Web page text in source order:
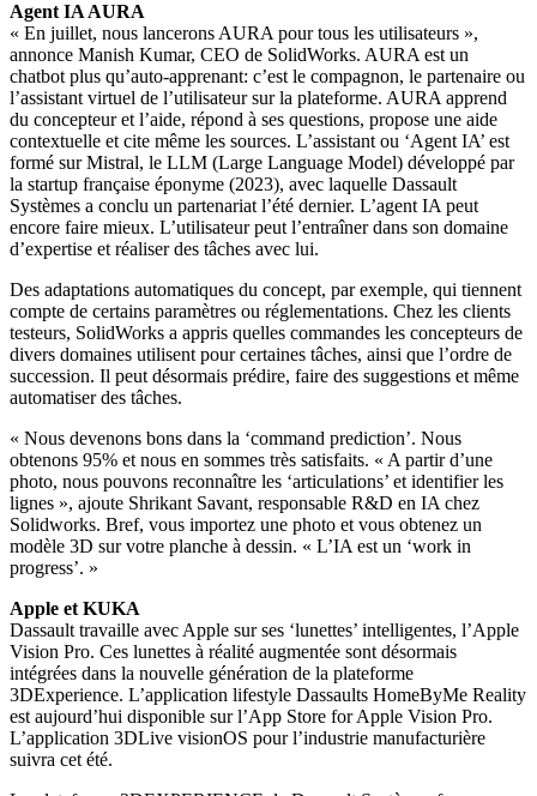
Agent IA AURA
« En juillet, nous lancerons AURA pour tous les utilisateurs »,
annonce Manish Kumar, CEO de SolidWorks. AURA est un
chatbot plus qu’auto-apprenant: c’est le compagnon, le partenaire ou
l’assistant virtuel de l’utilisateur sur la plateforme. AURA apprend
du concepteur et l’aide, répond à ses questions, propose une aide
contextuelle et cite même les sources. L’assistant ou ‘Agent IA’ est
formé sur Mistral, le LLM (Large Language Model) développé par
la startup française éponyme (2023), avec laquelle Dassault
Systèmes a conclu un partenariat l’été dernier. L’agent IA peut
encore faire mieux. L’utilisateur peut l’entraîner dans son domaine
d’expertise et réaliser des tâches avec lui.
Des adaptations automatiques du concept, par exemple, qui tiennent
compte de certains paramètres ou réglementations. Chez les clients
testeurs, SolidWorks a appris quelles commandes les concepteurs de
divers domaines utilisent pour certaines tâches, ainsi que l’ordre de
succession. Il peut désormais prédire, faire des suggestions et même
automatiser des tâches.
« Nous devenons bons dans la ‘command prediction’. Nous
obtenons 95% et nous en sommes très satisfaits. « A partir d’une
photo, nous pouvons reconnaître les ‘articulations’ et identifier les
lignes », ajoute Shrikant Savant, responsable R&D en IA chez
Solidworks. Bref, vous importez une photo et vous obtenez un
modèle 3D sur votre planche à dessin. « L’IA est un ‘work in
progress’. »
Apple et KUKA
Dassault travaille avec Apple sur ses ‘lunettes’ intelligentes, l’Apple
Vision Pro. Ces lunettes à réalité augmentée sont désormais
intégrées dans la nouvelle génération de la plateforme
3DExperience. L’application lifestyle Dassaults HomeByMe Reality
est aujourd’hui disponible sur l’App Store for Apple Vision Pro.
L’application 3DLive visionOS pour l’industrie manufacturière
suivra cet été.